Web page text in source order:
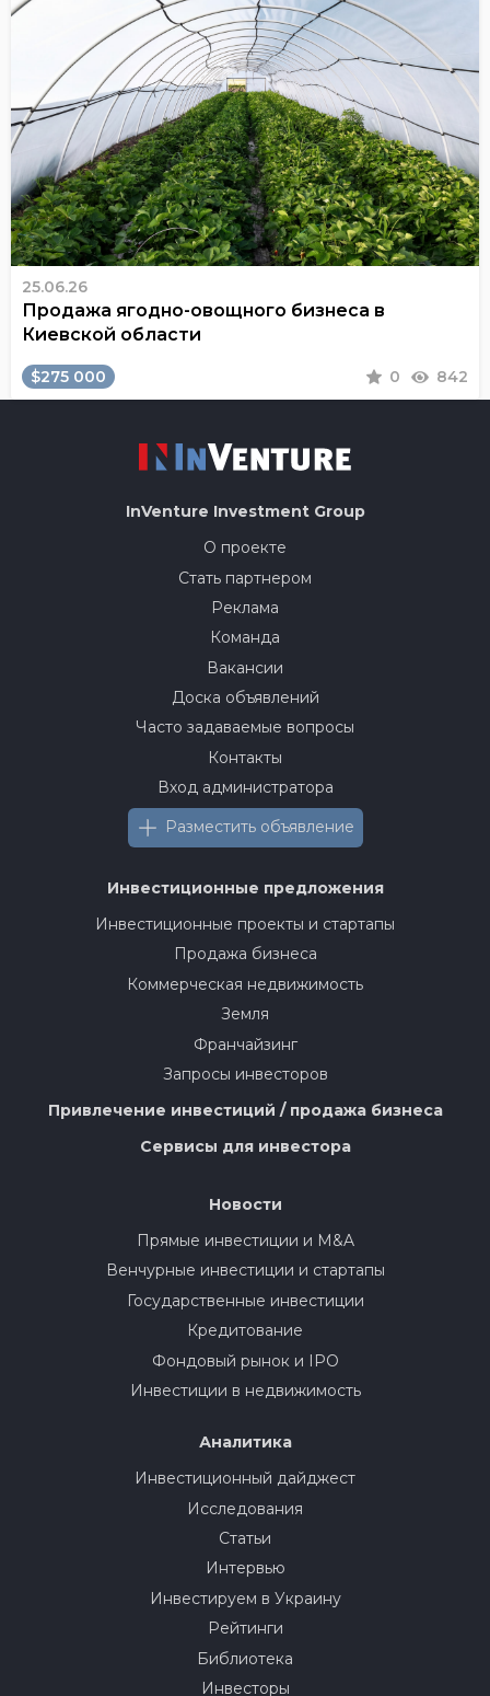
25.06.26
Продажа ягодно-овощного бизнеса в
Киевской области
$275 000 0 842
InVenture Investment Group
О проекте
Стать партнером
Реклама
Команда
Вакансии
Доска объявлений
Часто задаваемые вопросы
Контакты
Вход администратора
Разместить объявление
Инвестиционные предложения
Инвестиционные проекты и стартапы
Продажа бизнеса
Коммерческая недвижимость
Земля
Франчайзинг
Запросы инвесторов
Привлечение инвестиций / продажа бизнеса
Сервисы для инвестора
Новости
Прямые инвестиции и M&A
Венчурные инвестиции и стартапы
Государственные инвестиции
Кредитование
Фондовый рынок и IPO
Инвестиции в недвижимость
Аналитика
Инвестиционный дайджест
Исследования
Статьи
Интервью
Инвестируем в Украину
Рейтинги
Библиотека
Инвесторы